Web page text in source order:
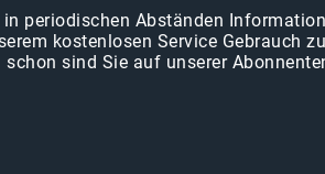
periodischen Abständen
kostenlosen Service Gebrauch
sind Sie auf unserer